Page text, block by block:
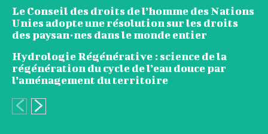
Le Conseil des droits de l’homme des Nations
Unies adopte une résolution sur les droits
des paysan·nes dans le monde entier
Hydrologie Régénérative : science de la
régénération du cycle de l’eau douce par
l’aménagement du territoire